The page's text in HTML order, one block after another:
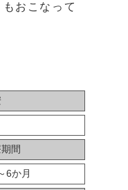
おこなって
間
6か月